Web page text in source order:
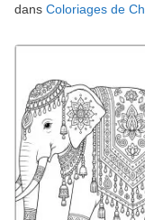
dans Coloriages de